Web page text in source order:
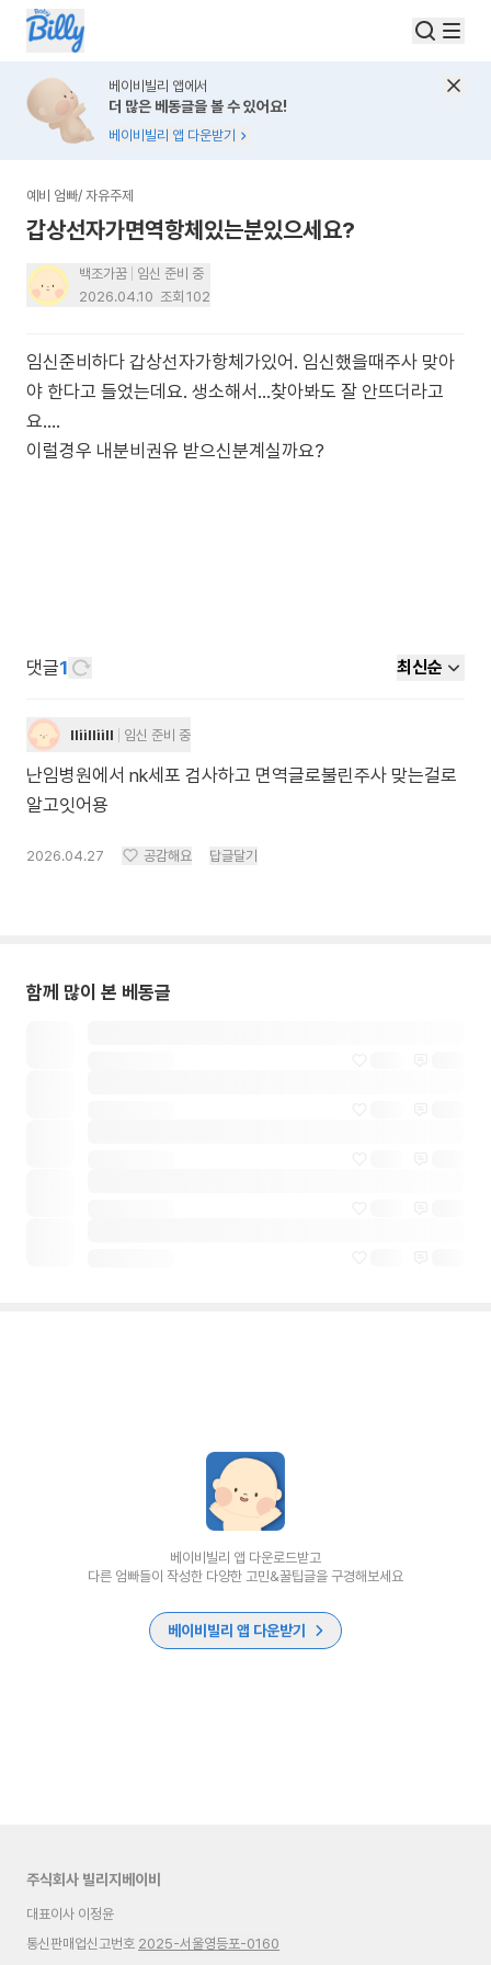
베이비빌리 앱에서
더 많은 베동글을 볼 수 있어요!
베이비빌리 앱 다운받기
예비 엄빠/ 자유주제
갑상선자가면역항체있는분있으세요?
백조가꿈
임신 준비 중
2026.04.10 조회 102
임신준비하다 갑상선자가항체가있어. 임신했을때주사 맞아
야 한다고 들었는데요. 생소해서...찾아봐도 잘 안뜨더라고
요....
이럴경우 내분비권유 받으신분계실까요?
댓글1 최신순
lliilliill 임신 준비 중
난임병원에서 nk세포 검사하고 면역글로불린주사 맞는걸로
알고잇어용
2026.04.27 공감해요 답글달기
함께 많이 본 베동글
베이비빌리 앱 다운로드받고
다른 엄빠들이 작성한 다양한 고민&꿀팁글을 구경해보세요
베이비빌리 앱 다운받기
주식회사 빌리지베이비
대표이사 이정윤
통신판매업신고번호 2025-서울영등포-0160